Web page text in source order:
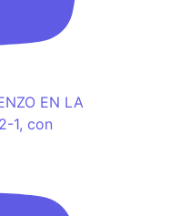
EN LA
1, con